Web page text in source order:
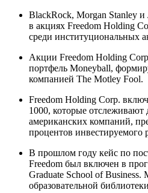
BlackRock, Morgan Stanley и
в акциях Freedom Holding
среди институциональных
Акции Freedom Holding
портфель Moneyball,
компанией The Motley Fool.
Freedom Holding Corp.
1000, которые
американских компаний,
процентов
В прошлом году кейс по
Freedom был включен в
Graduate School of Business.
образовательной